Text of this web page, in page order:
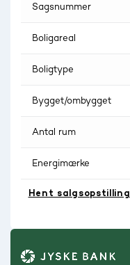
Sagsnummer
Boligareal
Boligtype
Bygget/ombygget
Antal rum
Energimærke
Hent salgsopstilling